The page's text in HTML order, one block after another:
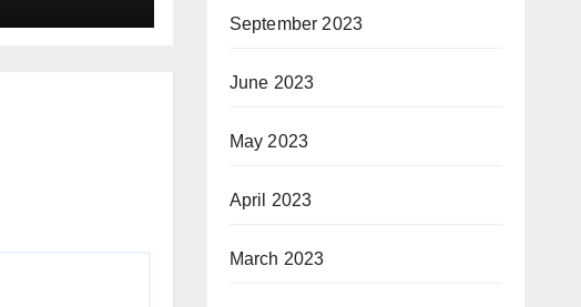
September 2023
June 2023
May 2023
April 2023
March 2023